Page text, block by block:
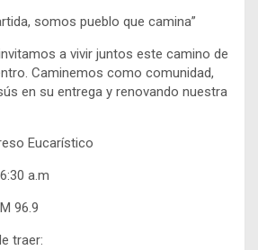
somos pueblo que camina”
a vivir juntos este camino de
Caminemos como comunidad,
en su entrega y renovando nuestra
Eucarístico
a.m
96.9
traer: